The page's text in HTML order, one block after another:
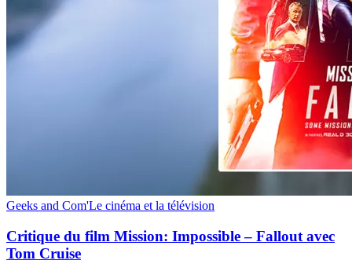
Critique
film
Mission:
Impossible
Geeks and Com'Le cinéma et la télévision
Critique du film Mission: Impossible – Fallout avec
Tom Cruise